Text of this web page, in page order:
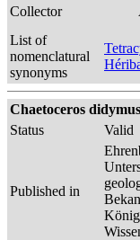
Collector
List of
nomenclatural
synonyms
Chaetoceros
Status
Valid
Published in